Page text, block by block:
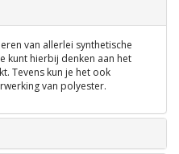
van allerlei synthetische
kunt hierbij denken aan het
Tevens kun je het ook
van polyester.